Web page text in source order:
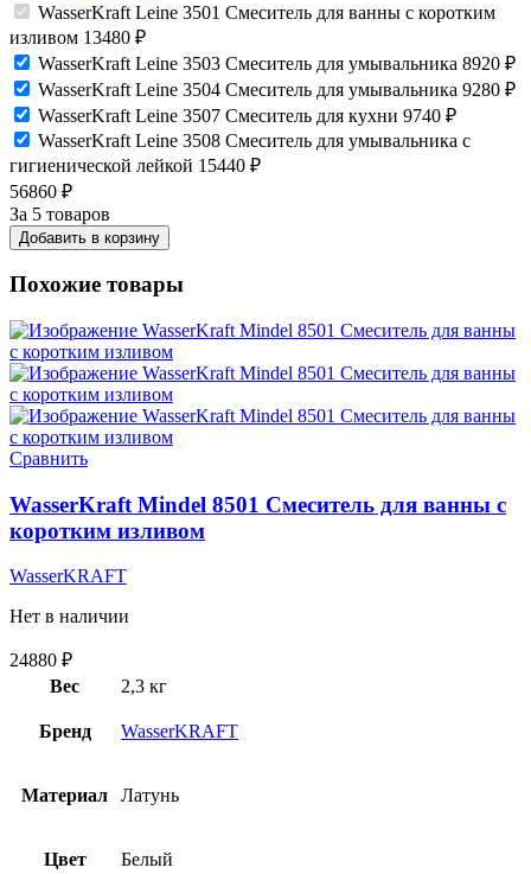
WasserKraft Leine 3501 Смеситель для ванны с коротким
изливом 13480 ₽
WasserKraft Leine 3503 Смеситель для умывальника 8920 ₽
WasserKraft Leine 3504 Смеситель для умывальника 9280 ₽
WasserKraft Leine 3507 Смеситель для кухни 9740 ₽
WasserKraft Leine 3508 Смеситель для умывальника с
гигиенической лейкой 15440 ₽
56860 ₽
За 5 товаров
Добавить в корзину
Похожие товары
Сравнить
WasserKraft Mindel 8501 Смеситель для ванны с
коротким изливом
WasserKRAFT
Нет в наличии
24880 ₽
Вес
2,3 кг
Бренд WasserKRAFT
Материал Латунь
Цвет Белый